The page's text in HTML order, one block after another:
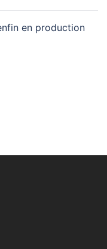
en production